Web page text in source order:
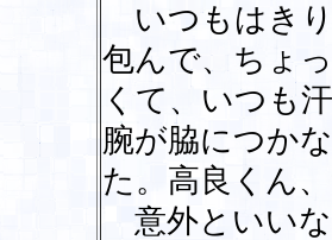
いつもはきり
包んで、ちょ
くて、いつも
腕が脇につか
た。高良くん
意外といいな